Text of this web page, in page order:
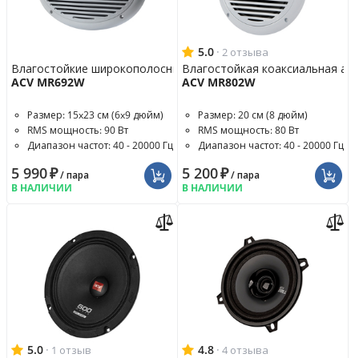
Влагостойкие широкополосные динамики
ACV MR692W
Размер: 15x23 см (6x9 дюйм)
RMS мощность: 90 Вт
Диапазон частот: 40 - 20000 Гц
5 990₽/ пара
В НАЛИЧИИ
5.0 · 2 отзыва
Влагостойкая коаксиальная
ACV MR802W
Размер: 20 см (8 дюйм)
RMS мощность: 80 Вт
Диапазон частот: 40 - 20000 Гц
5 200₽/ пара
В НАЛИЧИИ
5.0 · 1 отзыв 4.8 · 4 отзыва